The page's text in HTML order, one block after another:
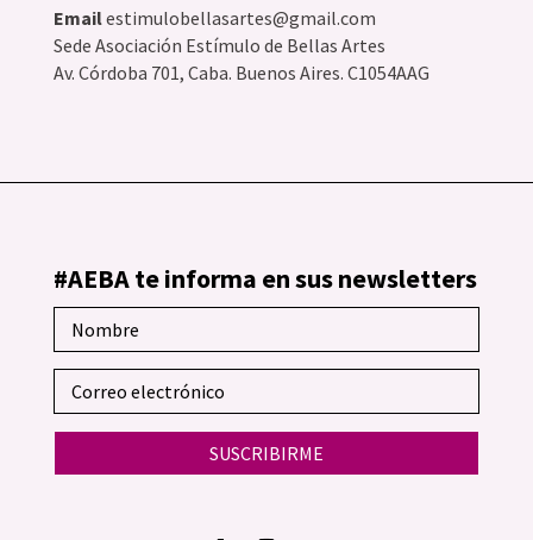
Emailestimulobellasartes@gmail.com
Sede Asociación Estímulo de Bellas Artes
Av. Córdoba 701, Caba. Buenos Aires. C1054AAG
#AEBA te informa en sus newsletters
SUSCRIBIRME